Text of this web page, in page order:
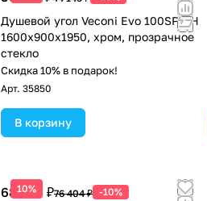
Душевой угол Veconi Evo 100SP CH
1600х900x1950, хром, прозрачное
стекло
Скидка 10% в подарок!
Арт. 35850
В корзину
10%
68 764 ₽76 404 ₽ -10%